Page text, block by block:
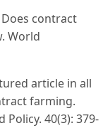
Does contract
World
article in all
farming.
40(3): 379-